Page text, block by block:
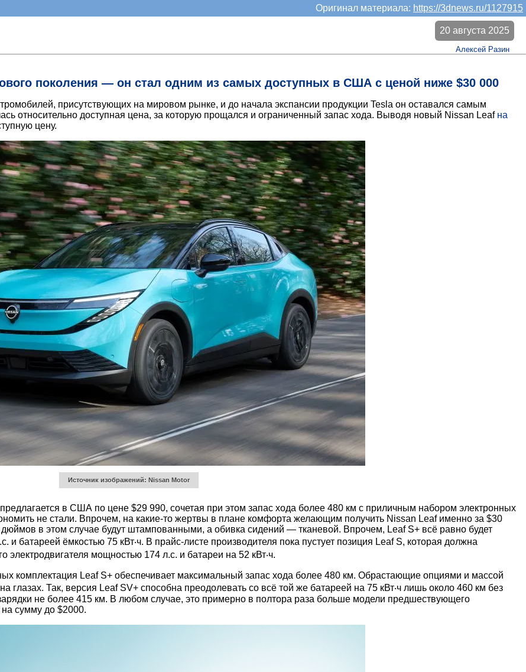
Оригинал материала: https://3dnews.ru/1127915
поколения — он стал одним из самых доступных в США с ценой ниже $30 000
20 августа 2025
Алексей Разин
присутствующих на мировом рынке, и до начала экспансии продукции Tesla он оставался самым
относительно доступная цена, за которую прощался и ограниченный запас хода. Выводя новый Nissan Leaf на
цену.
Источник изображений: Nissan Motor
в США по цене $29 990, сочетая при этом запас хода более 480 км с приличным набором электронных
не стали. Впрочем, на какие-то жертвы в плане комфорта желающим получить Nissan Leaf именно за $30
в этом случае будут штампованными, а обивка сидений — тканевой. Впрочем, Leaf S+ всё равно будет
батареей ёмкостью 75 кВт‧ч. В прайс-листе производителя пока пустует позиция Leaf S, которая должна
электродвигателя мощностью 174 л.с. и батареи на 52 кВт‧ч.
комплектация Leaf S+ обеспечивает максимальный запас хода более 480 км. Обрастающие опциями и массой
глазах. Так, версия Leaf SV+ способна преодолевать со всё той же батареей на 75 кВт‧ч лишь около 460 км без
не более 415 км. В любом случае, это примерно в полтора раза больше модели предшествующего
сумму до $2000.